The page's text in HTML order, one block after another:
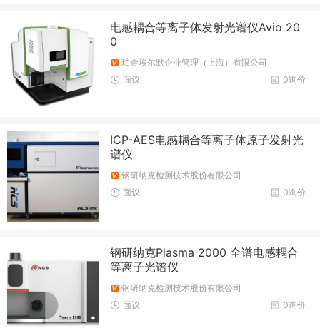
电感耦合等离子体发射光谱仪Avio 20
0
珀金埃尔默企业管理（上海）有限公司
0询价
面议
ICP-AES电感耦合等离子体原子发射光
谱仪
钢研纳克检测技术股份有限公司
0询价
面议
钢研纳克Plasma 2000 全谱电感耦合
等离子光谱仪
钢研纳克检测技术股份有限公司
0询价
面议